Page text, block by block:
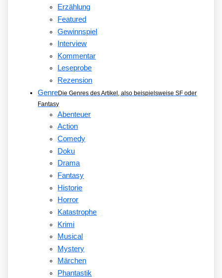
Erzählung
Featured
Gewinnspiel
Interview
Kommentar
Leseprobe
Rezension
GenreDie Genres des Artikel, also beispielsweise SF oder
Fantasy
Abenteuer
Action
Comedy
Doku
Drama
Fantasy
Historie
Horror
Katastrophe
Krimi
Musical
Mystery
Märchen
Phantastik